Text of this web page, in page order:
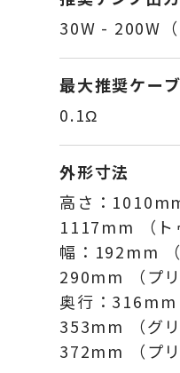
30W - 200W
最大推奨ケー
0.1Ω
外形寸法
高さ：
1117mm （ト
幅：192mm
290mm （プリ
奥行：316mm
353mm （グ
372mm （プリ